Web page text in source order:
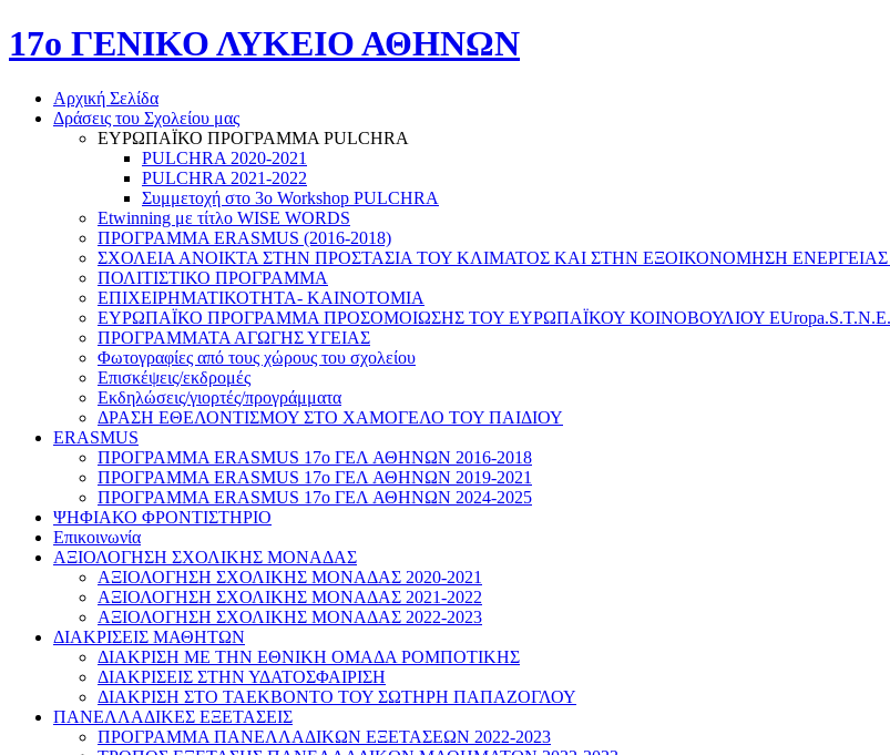
17o ΓΕΝΙΚΟ ΛΥΚΕΙΟ ΑΘΗΝΩΝ
Αρχική Σελίδα
Δράσεις του Σχολείου μας
ΕΥΡΩΠΑΪΚΟ ΠΡΟΓΡΑΜΜΑ PULCHRA
PULCHRA 2020-2021
PULCHRA 2021-2022
Συμμετοχή στο 3ο Workshop PULCHRA
Etwinning με τίτλο WISE WORDS
ΠΡΟΓΡΑΜΜΑ ERASMUS (2016-2018)
ΣΧΟΛΕΙΑ ΑΝΟΙΚΤΑ ΣΤΗΝ ΠΡΟΣΤΑΣΙΑ ΤΟΥ ΚΛΙΜΑΤΟΣ ΚΑΙ ΣΤΗΝ ΕΞΟΙΚΟΝΟΜΗΣΗ ΕΝΕΡΓΕΙΑΣ
ΠΟΛΙΤΙΣΤΙΚΟ ΠΡΟΓΡΑΜΜΑ
ΕΠΙΧΕΙΡΗΜΑΤΙΚΟΤΗΤΑ- ΚΑΙΝΟΤΟΜΙΑ
ΕΥΡΩΠΑΪΚΟ ΠΡΟΓΡΑΜΜΑ ΠΡΟΣΟΜΟΙΩΣΗΣ ΤΟΥ ΕΥΡΩΠΑΪΚΟΥ ΚΟΙΝΟΒΟΥΛΙΟΥ
ΠΡΟΓΡΑΜΜΑΤΑ ΑΓΩΓΗΣ ΥΓΕΙΑΣ
Φωτογραφίες από τους χώρους του σχολείου
Επισκέψεις/εκδρομές
Εκδηλώσεις/γιορτές/προγράμματα
ΔΡΑΣΗ ΕΘΕΛΟΝΤΙΣΜΟΥ ΣΤΟ ΧΑΜΟΓΕΛΟ ΤΟΥ ΠΑΙΔΙΟΥ
ERASMUS
ΠΡΟΓΡΑΜΜΑ ERASMUS 17o ΓΕΛ ΑΘΗΝΩΝ 2016-2018
ΠΡΟΓΡΑΜΜΑ ERASMUS 17ο ΓΕΛ ΑΘΗΝΩΝ 2019-2021
ΠΡΟΓΡΑΜΜΑ ERASMUS 17o ΓΕΛ ΑΘΗΝΩΝ 2024-2025
ΨΗΦΙΑΚΟ ΦΡΟΝΤΙΣΤΗΡΙΟ
Επικοινωνία
ΑΞΙΟΛΟΓΗΣΗ ΣΧΟΛΙΚΗΣ ΜΟΝΑΔΑΣ
ΑΞΙΟΛΟΓΗΣΗ ΣΧΟΛΙΚΗΣ ΜΟΝΑΔΑΣ 2020-2021
ΑΞΙΟΛΟΓΗΣΗ ΣΧΟΛΙΚΗΣ ΜΟΝΑΔΑΣ 2021-2022
ΑΞΙΟΛΟΓΗΣΗ ΣΧΟΛΙΚΗΣ ΜΟΝΑΔΑΣ 2022-2023
ΔΙΑΚΡΙΣΕΙΣ ΜΑΘΗΤΩΝ
ΔΙΑΚΡΙΣΗ ΜΕ ΤΗΝ ΕΘΝΙΚΗ ΟΜΑΔΑ ΡΟΜΠΟΤΙΚΗΣ
ΔΙΑΚΡΙΣΕΙΣ ΣΤΗΝ ΥΔΑΤΟΣΦΑΙΡΙΣΗ
ΔΙΑΚΡΙΣΗ ΣΤΟ ΤΑΕΚΒΟΝΤΟ ΤΟΥ ΣΩΤΗΡΗ ΠΑΠΑΖΟΓΛΟΥ
ΠΑΝΕΛΛΑΔΙΚΕΣ ΕΞΕΤΑΣΕΙΣ
ΠΡΟΓΡΑΜΜΑ ΠΑΝΕΛΛΑΔΙΚΩΝ ΕΞΕΤΑΣΕΩΝ 2022-2023